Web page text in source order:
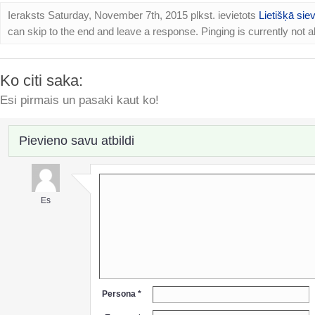
Ieraksts Saturday, November 7th, 2015 plkst. ievietots Lietišķā
can skip to the end and leave a response. Pinging is currently not
Ko citi saka:
Esi pirmais un pasaki kaut ko!
Pievieno savu atbildi
Es
Persona *